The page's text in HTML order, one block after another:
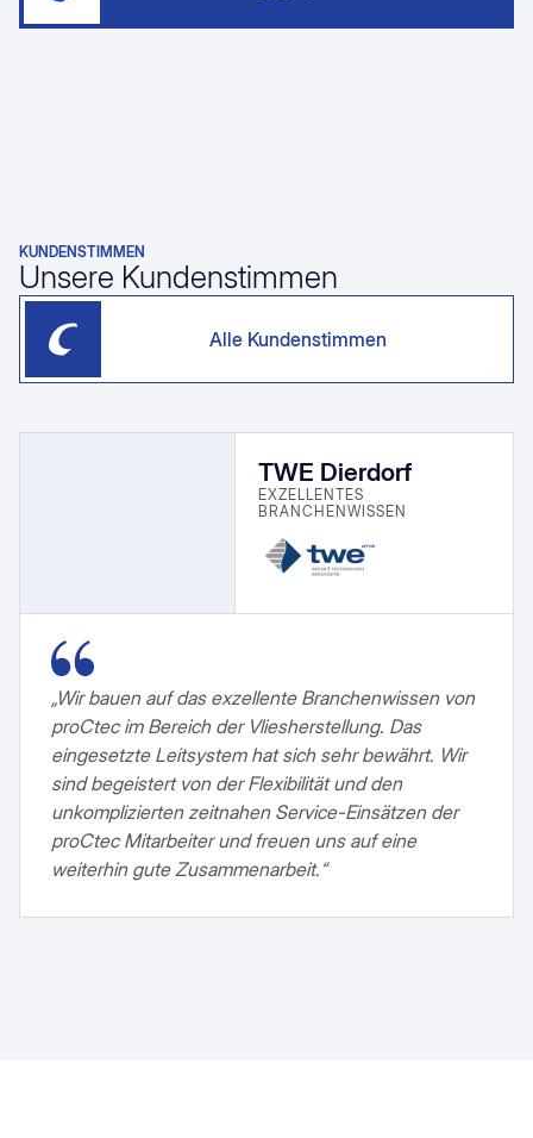
KUNDENSTIMMEN
Unsere Kundenstimmen
Alle Kundenstimmen
TWE Dierdorf
EXZELLENTES
BRANCHENWISSEN
„Wir bauen auf das exzellente Branchenwissen von
proCtec im Bereich der Vliesherstellung. Das
eingesetzte Leitsystem hat sich sehr bewährt. Wir
sind begeistert von der Flexibilität und den
unkomplizierten zeitnahen Service-Einsätzen der
proCtec Mitarbeiter und freuen uns auf eine
weiterhin gute Zusammenarbeit.“